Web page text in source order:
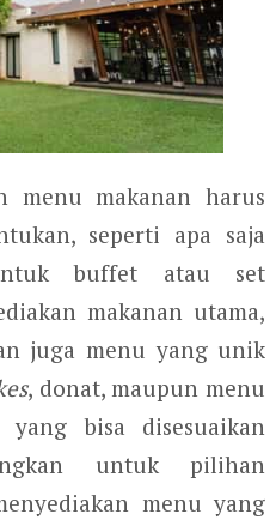
menu makanan harus
seperti apa saja
buffet atau set
makanan utama,
juga menu yang unik
, donat, maupun menu
bisa disesuaikan
untuk pilihan
menu yang